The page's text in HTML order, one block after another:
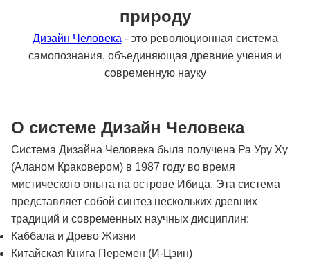
природу
Дизайн Человека - это революционная система
самопознания, объединяющая древние учения и
современную науку
О системе Дизайн Человека
Система Дизайна Человека была получена Ра Уру Ху
(Аланом Краковером) в 1987 году во время
мистического опыта на острове Ибица. Эта система
представляет собой синтез нескольких древних
традиций и современных научных дисциплин:
Каббала и Древо Жизни
Китайская Книга Перемен (И-Цзин)